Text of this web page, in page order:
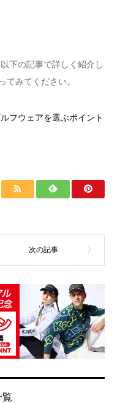
下の記事で詳しく紹介し
てみてください。
フウェアを選ぶポイント